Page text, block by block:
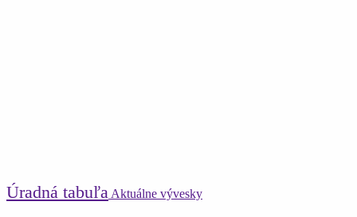
Úradná tabuľa Aktuálne vývesky